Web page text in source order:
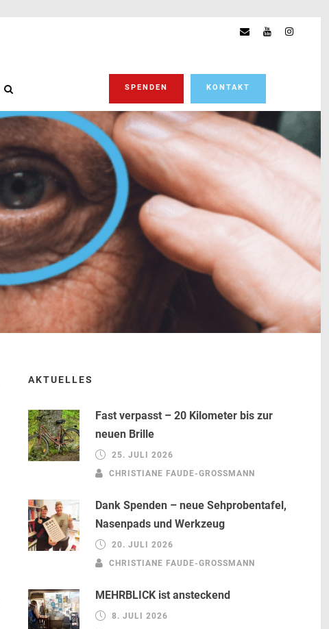
SPENDEN KONTAKT
AKTUELLES
Fast verpasst – 20 Kilometer bis zur
neuen Brille
25. JULI 2026
CHRISTIANE FAUDE-GROSSMANN
Dank Spenden – neue Sehprobentafel,
Nasenpads und Werkzeug
20. JULI 2026
CHRISTIANE FAUDE-GROSSMANN
MEHRBLICK ist ansteckend
8. JULI 2026